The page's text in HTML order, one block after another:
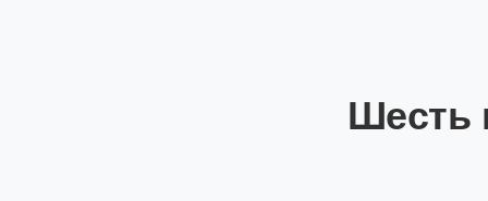
Шесть